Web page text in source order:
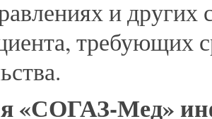
и других
требующих
«СОГАЗ-Мед»